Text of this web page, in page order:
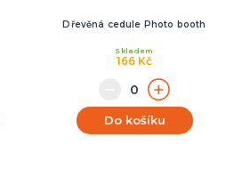
Dřevěná cedule Photo booth
166 Kč
Skladem
Do košíku